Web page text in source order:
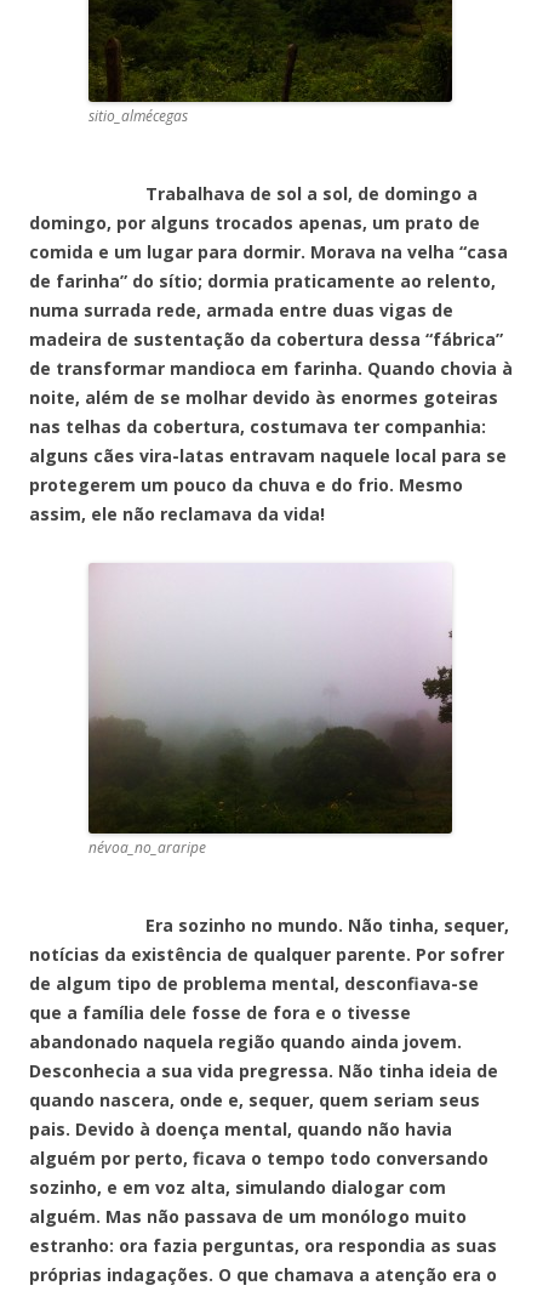
sitio_almécegas
Trabalhava de sol a sol, de domingo a
domingo, por alguns trocados apenas, um prato de
comida e um lugar para dormir. Morava na velha “casa
de farinha” do sítio; dormia praticamente ao relento,
numa surrada rede, armada entre duas vigas de
madeira de sustentação da cobertura dessa “fábrica”
de transformar mandioca em farinha. Quando chovia à
noite, além de se molhar devido às enormes goteiras
nas telhas da cobertura, costumava ter companhia:
alguns cães vira-latas entravam naquele local para se
protegerem um pouco da chuva e do frio. Mesmo
assim, ele não reclamava da vida!
névoa_no_araripe
Era sozinho no mundo. Não tinha, sequer,
notícias da existência de qualquer parente. Por sofrer
de algum tipo de problema mental, desconfiava-se
que a família dele fosse de fora e o tivesse
abandonado naquela região quando ainda jovem.
Desconhecia a sua vida pregressa. Não tinha ideia de
quando nascera, onde e, sequer, quem seriam seus
pais. Devido à doença mental, quando não havia
alguém por perto, ficava o tempo todo conversando
sozinho, e em voz alta, simulando dialogar com
alguém. Mas não passava de um monólogo muito
estranho: ora fazia perguntas, ora respondia as suas
próprias indagações. O que chamava a atenção era o